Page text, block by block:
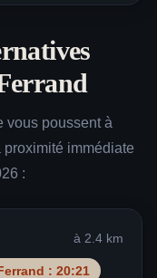
vous poussent à
immédiate
:
à 2.4 km
: 20:21